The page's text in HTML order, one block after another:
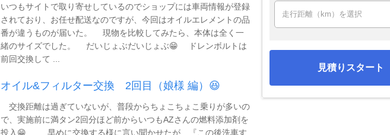
いつもサイトで取り寄せしているのでショップには車両情報が登録
されており、お任せ配送なのですが、今回はオイルエレメントの品
番が違うものが届いた。 現物を比較してみたら、本体は全く一
緒のサイズでした。 だいじょぶだいじょぶ😁 ドレンボルトは
前回交換して ...
オイル&フィルター交換 2回目（娘様 編）😆
交換距離は過ぎていないが、普段からちょこちょこ乗りが多いの
で、実施前に満タン2回分ほど前からいつもAZさんの燃料添加剤を
投入😁 早めに交換する様に言い聞かせたが、『この後洗車す
見積りスタート